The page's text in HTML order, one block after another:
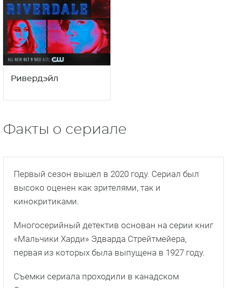
Ривердэйл
Факты о сериале
Первый сезон вышел в 2020 году. Сериал был
высоко оценен как зрителями, так и
кинокритиками.
Многосерийный детектив основан на серии книг
«Мальчики Харди» Эдварда Стрейтмейера,
первая из которых была выпущена в 1927 году.
Съемки сериала проходили в канадском